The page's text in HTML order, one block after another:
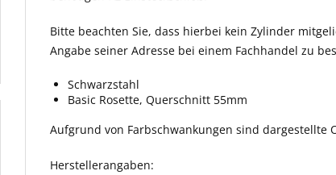
Bitte beachten Sie, dass hierbei kein Zylinder
Angabe seiner Adresse bei einem Fachhandel zu
Schwarzstahl
Basic Rosette, Querschnitt 55mm
Aufgrund von Farbschwankungen sind
Herstellerangaben: